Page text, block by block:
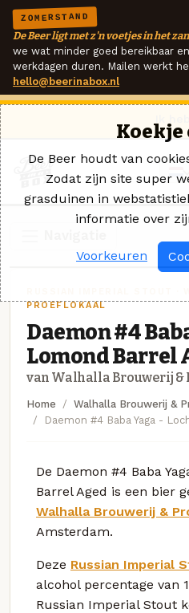
ZOMERSTAND
De Beer ligt met z'n voetjes in het
we wat minder goed bereikbaar
werkdagen duren. Mailen werkt
hello@beerinabox.nl
PROEFLOKAAL
Daemon #4
Lomond Barrel
van Walhalla Brouwerij
Home
Walhalla Brouwerij &
Daemon #4 Baba Yaga -
De Daemon #4 Baba
Barrel Aged is een bier
Walhalla Brouwerij &
Amsterdam.
Deze Russian Imperial
alcohol percentage van
Russian Imperial Stout
Koekje
De Beer houdt van
Zodat zijn site super
grasduinen in
informatie over
Voorkeuren